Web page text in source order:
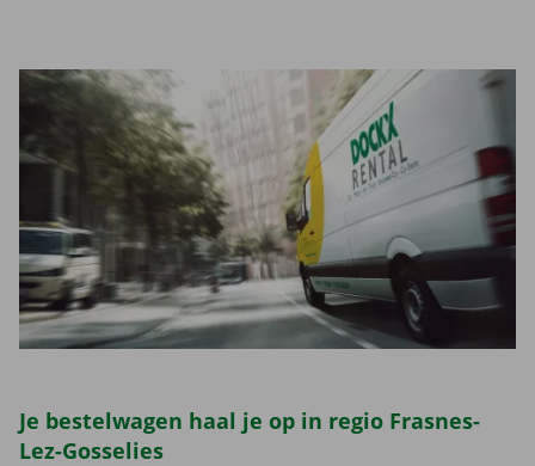
Je bestelwagen haal je op in regio Frasnes-
Lez-Gosselies